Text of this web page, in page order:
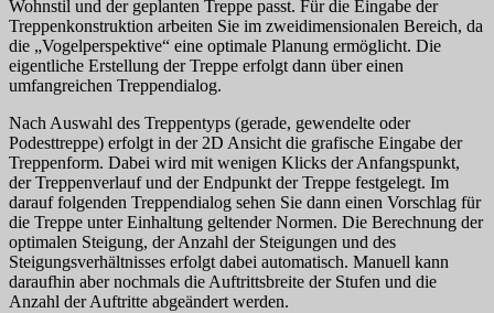
Wohnstil und der geplanten Treppe passt. Für die Eingabe der
Treppenkonstruktion arbeiten Sie im zweidimensionalen Bereich, da
die „Vogelperspektive“ eine optimale Planung ermöglicht. Die
eigentliche Erstellung der Treppe erfolgt dann über einen
umfangreichen Treppendialog.
Nach Auswahl des Treppentyps (gerade, gewendelte oder
Podesttreppe) erfolgt in der 2D Ansicht die grafische Eingabe der
Treppenform. Dabei wird mit wenigen Klicks der Anfangspunkt,
der Treppenverlauf und der Endpunkt der Treppe festgelegt. Im
darauf folgenden Treppendialog sehen Sie dann einen Vorschlag für
die Treppe unter Einhaltung geltender Normen. Die Berechnung der
optimalen Steigung, der Anzahl der Steigungen und des
Steigungsverhältnisses erfolgt dabei automatisch. Manuell kann
daraufhin aber nochmals die Auftrittsbreite der Stufen und die
Anzahl der Auftritte abgeändert werden.